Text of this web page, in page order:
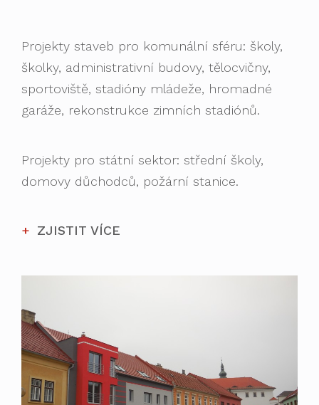
Projekty staveb pro komunální sféru: školy,
školky, administrativní budovy, tělocvičny,
sportoviště, stadióny mládeže, hromadné
garáže, rekonstrukce zimních stadiónů.
Projekty pro státní sektor: střední školy,
domovy důchodců, požární stanice.
ZJISTIT VÍCE